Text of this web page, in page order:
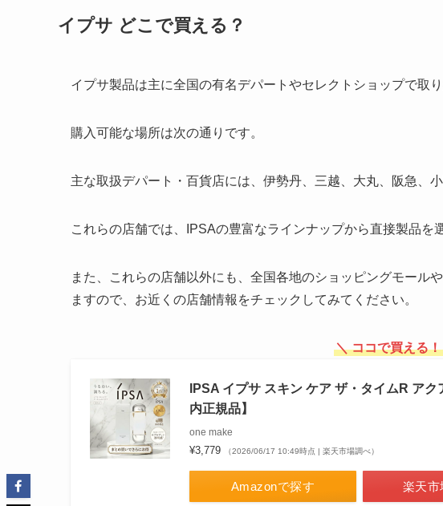
イプサ どこで買える？
イプサ製品は主に全国の有名デパートやセレクトショップで取り
購入可能な場所は次の通りです。
主な取扱デパート・百貨店には、伊勢丹、三越、大丸、阪急、
これらの店舗では、IPSAの豊富なラインナップから直接製品を
また、これらの店舗以外にも、全国各地のショッピングモール
ますので、お近くの店舗情報をチェックしてみてください。
＼ ココで買える
IPSA イプサ スキン ケア ザ・タイムR ア
内正規品】
one make
¥3,779 （2026/06/17 10:49時点 | 楽天市場調べ）
Amazonで探す 楽天市